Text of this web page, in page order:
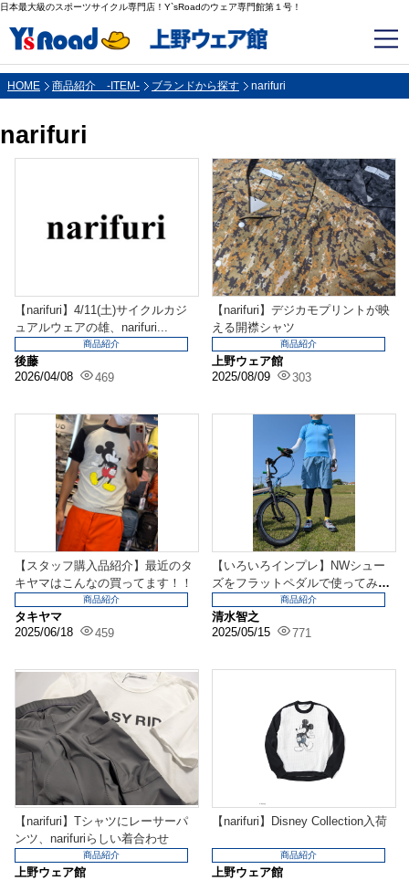
日本最大級のスポーツサイクル専門店！Y`sRoadのウェア専門館第１号！
HOME 商品紹介 -ITEM- ブランドから探す narifuri
narifuri
【narifuri】4/11(土)サイクルカジ
ュアルウェアの雄、narifuri...
後藤
2026/04/08
469
商品紹介
【narifuri】デジカモプリントが映
える開襟シャツ
上野ウェア館
2025/08/09
303
商品紹介
【スタッフ購入品紹介】最近のタ
キヤマはこんなの買ってます！！
タキヤマ
2025/06/18
459
商品紹介
【いろいろインプレ】NWシュー
ズをフラットペダルで使ってみま
清水智之
2025/05/15
771
商品紹介
【narifuri】Tシャツにレーサーパ
ンツ、narifuriらしい着合わせ
上野ウェア館
商品紹介
【narifuri】Disney Collection入荷
上野ウェア館
商品紹介